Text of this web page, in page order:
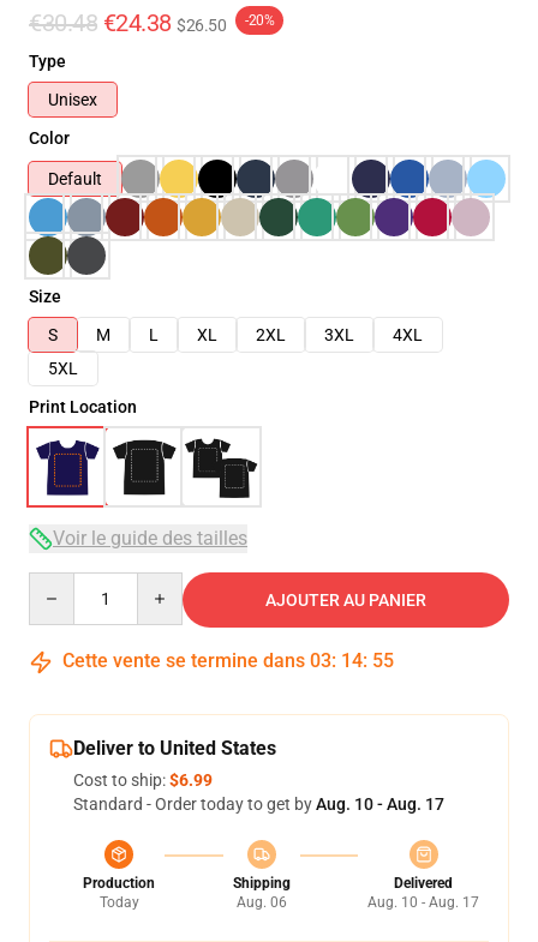
€30.48 €24.38 $26.50 -20%
Type
Unisex
Color
Default
Size
S
M L XL 2XL 3XL
4XL
5XL
Print Location
Voir le guide des tailles
AJOUTER AU PANIER
Cette vente se termine dans 03: 14: 54
Deliver to United States
Cost to ship:$6.99
Standard - Order today to get byAug. 10 - Aug. 17
Production
Today
Shipping
Aug. 06
Delivered
Aug. 10 - Aug. 17